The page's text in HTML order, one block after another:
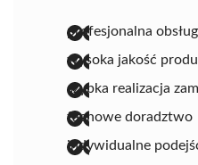
profesjonalna
wysoka jakość
szybka realizacja
fachowe doradztwo
indywidualne